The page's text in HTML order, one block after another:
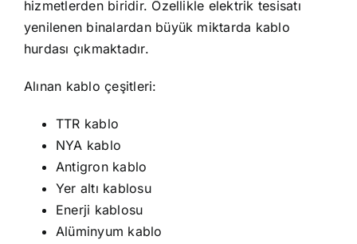
hizmetlerden biridir. Özellikle elektrik tesisatı
yenilenen binalardan büyük miktarda kablo
hurdası çıkmaktadır.
Alınan kablo çeşitleri:
TTR kablo
NYA kablo
Antigron kablo
Yer altı kablosu
Enerji kablosu
Alüminyum kablo